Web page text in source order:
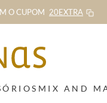
O CUPOM 20EXTRA
MIX AND